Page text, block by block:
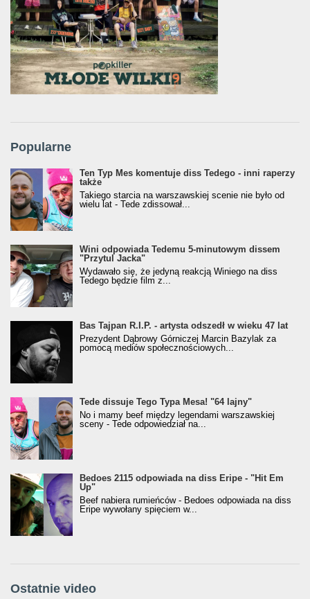
Popularne
Ten Typ Mes komentuje diss Tedego - inni raperzy
także
Takiego starcia na warszawskiej scenie nie było od
wielu lat - Tede zdissował...
Wini odpowiada Tedemu 5-minutowym dissem
"Przytul Jacka"
Wydawało się, że jedyną reakcją Winiego na diss
Tedego będzie film z...
Bas Tajpan R.I.P. - artysta odszedł w wieku 47 lat
Prezydent Dąbrowy Górniczej Marcin Bazylak za
pomocą mediów społecznościowych...
Tede dissuje Tego Typa Mesa! "64 lajny"
No i mamy beef między legendami warszawskiej
sceny - Tede odpowiedział na...
Bedoes 2115 odpowiada na diss Eripe - "Hit Em
Up"
Beef nabiera rumieńców - Bedoes odpowiada na diss
Eripe wywołany spięciem w...
Ostatnie video